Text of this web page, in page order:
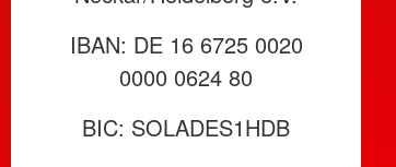
IBAN: DE 16 6725 0020
0000 0624 80
BIC: SOLADES1HDB